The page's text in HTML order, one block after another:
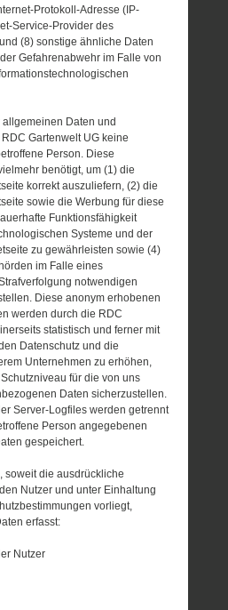
Protokoll-Adresse (IP-
Service-Provider des
(8) sonstige ähnliche Daten
Gefahrenabwehr im Falle von
Daten und
Gartenwelt UG keine
Person. Diese
benötigt, um (1) die
korrekt auszuliefern, (2) die
sowie die Werbung für diese
Funktionsfähigkeit
Systeme und der
zu gewährleisten sowie (4)
im Falle eines
notwendigen
Diese anonym erhobenen
werden durch die RDC
statistisch und ferner mit
Datenschutz und die
Unternehmen zu erhöhen,
für die von uns
Daten sicherzustellen.
Server-Logfiles werden getrennt
Person angegebenen
gespeichert.
soweit die ausdrückliche
Nutzer und unter Einhaltung
vorliegt,
erfasst:
Nutzer